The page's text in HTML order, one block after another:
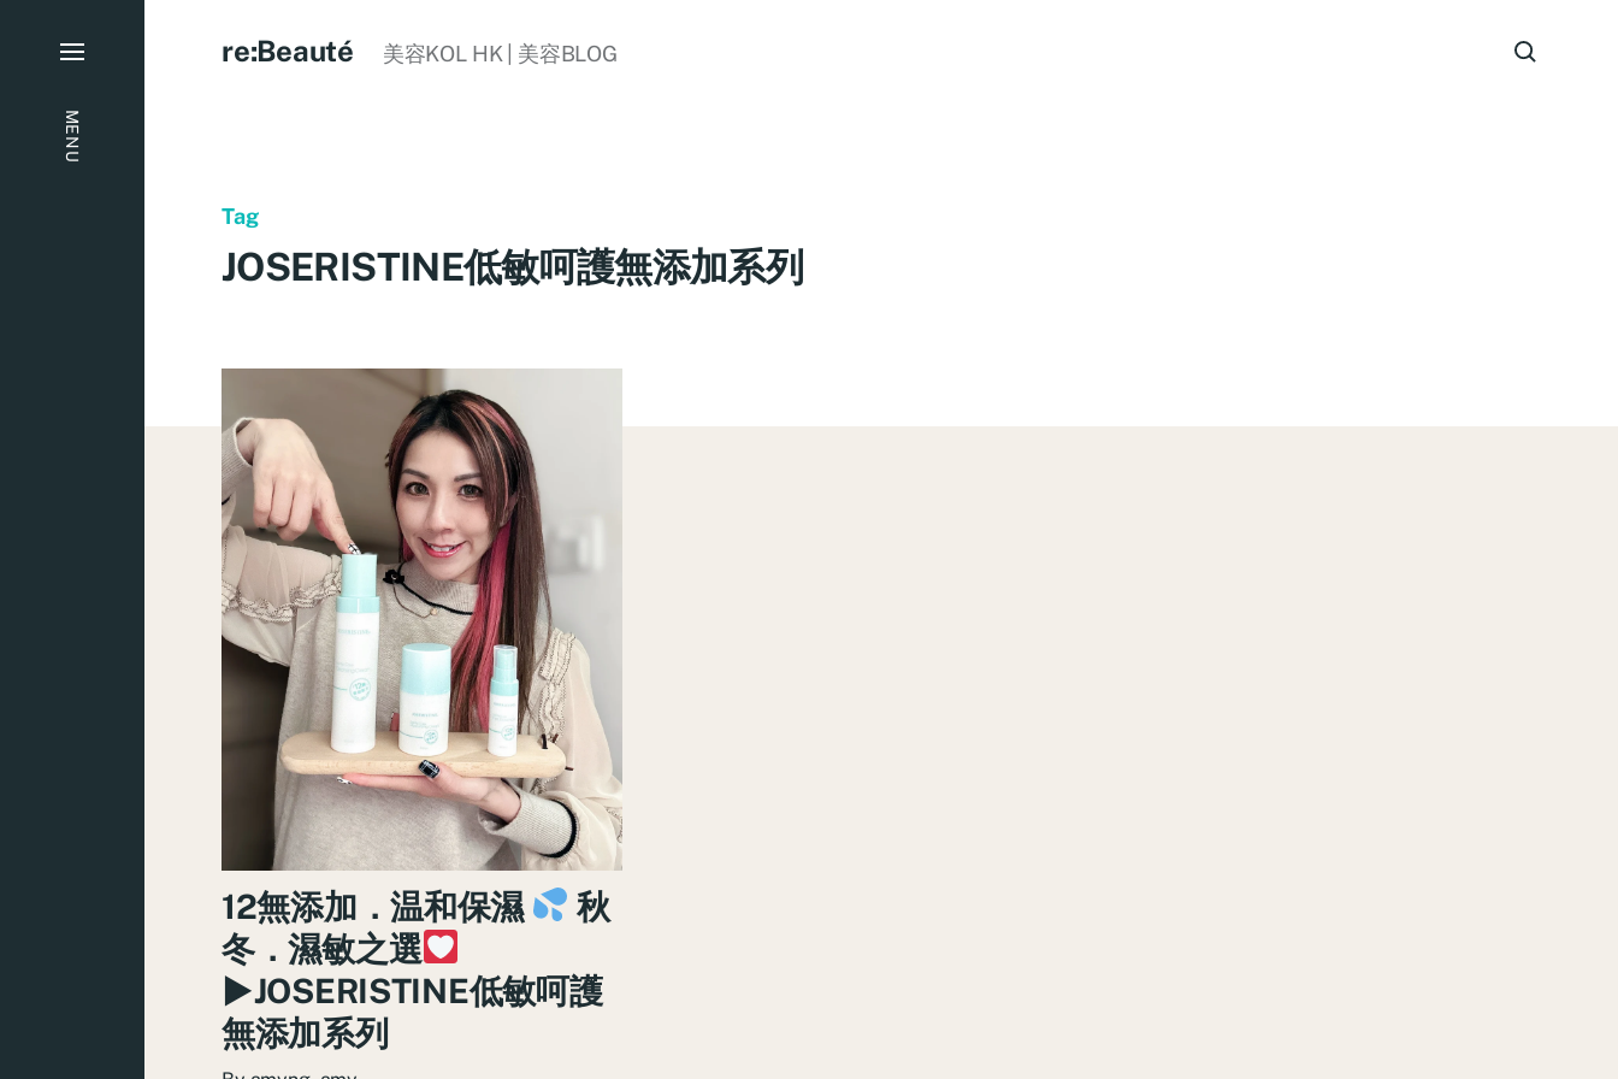
MENU
re:Beauté 美容KOL HK | 美容BLOG
Tag
JOSERISTINE低敏呵護無添加系列
12無添加．温和保濕
秋
冬．濕敏之選
►JOSERISTINE低敏呵護
無添加系列